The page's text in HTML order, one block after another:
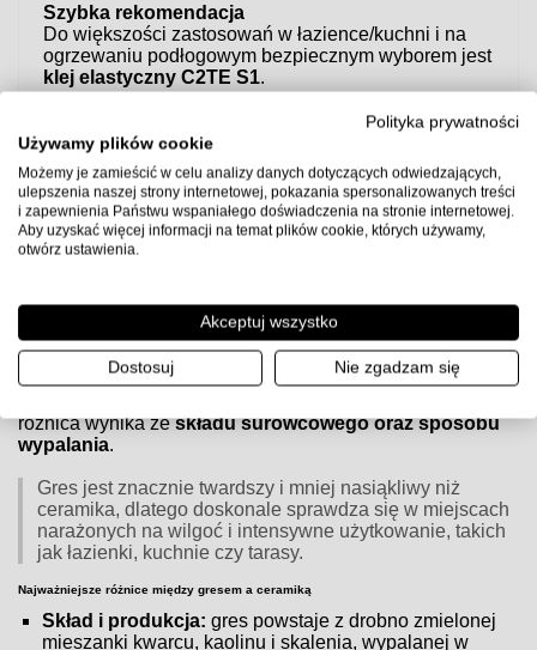
Szybka rekomendacja
Do większości zastosowań w łazience/kuchni i na
ogrzewaniu podłogowym bezpiecznym wyborem jest
klej elastyczny C2TE S1.
przed użyciem sprawdź kartę techniczną producenta
kleju, przygotuj podłoże zgodnie z wytycznymi (gruntowanie,
równość, suchość) i zachowaj zalecane proporcje wody oraz
czasy schnięcia.
Czym różnią się płytki gresowe od ceramicznych?
Czym różnią się płytki gresowe od ceramicznych?
Zarównopłytki gresowe, jak iceramicznesą popularnym
wyborem do wykończenia wnętrz, jednak różnią się
różnica wynika zeskładu surowcowego oraz sposobu
wypalania.
Gres jest znacznie twardszy i mniej nasiąkliwy niż
ceramika, dlatego doskonale sprawdza się w miejscach
narażonych na wilgoć i intensywne użytkowanie, takich
jak łazienki, kuchnie czy tarasy.
Najważniejsze różnice między gresem a ceramiką
Skład i produkcja: gres powstaje z drobno zmielonej
mieszanki kwarcu, kaolinu i skalenia, wypalanej w
Polityka prywatności
Używamy plików cookie
Możemy je zamieścić w celu analizy danych dotyczących odwiedzających,
ulepszenia naszej strony internetowej, pokazania spersonalizowanych treści
i zapewnienia Państwu wspaniałego doświadczenia na stronie internetowej.
Aby uzyskać więcej informacji na temat plików cookie, których używamy,
otwórz ustawienia.
Akceptuj wszystko
Dostosuj Nie zgadzam się